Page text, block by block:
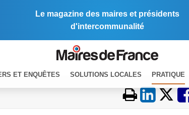
Le magazine des maires et présidents
d'intercommunalité
ET ENQUÊTES SOLUTIONS LOCALES PRATIQUE